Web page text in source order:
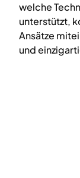
welche
unterstützt,
Ansätze
und